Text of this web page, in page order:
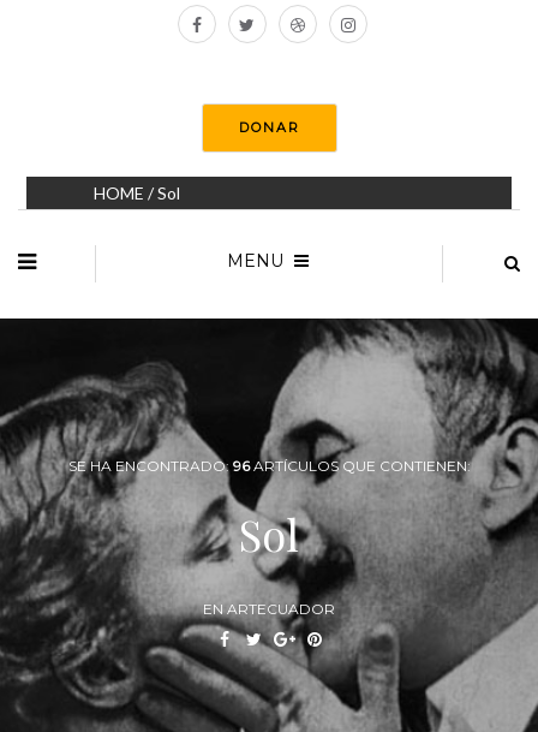
DONAR
HOME / Sol
MENU
SE HA ENCONTRADO: 96ARTÍCULOS QUE CONTIENEN:
Sol
EN ARTECUADOR